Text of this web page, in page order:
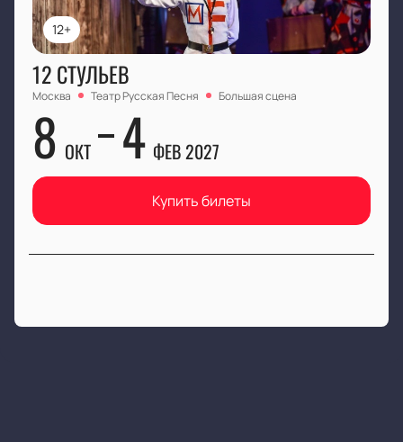
12+
12 СТУЛЬЕВ
Москва Театр Русская Песня Большая сцена
8 ОКТ 4 ФЕВ 2027
Купить билеты